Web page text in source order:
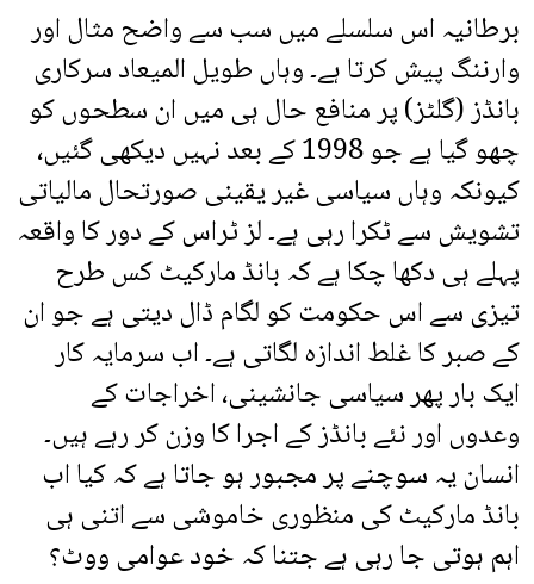
برطانیہ اس سلسلے میں سب سے واضح مثال اور
وارننگ پیش کرتا ہے۔ وہاں طویل المیعاد سرکاری
بانڈز (گلٹز) پر منافع حال ہی میں ان سطحوں کو
چھو گیا ہے جو 1998 کے بعد نہیں دیکھی گئیں،
کیونکہ وہاں سیاسی غیر یقینی صورتحال مالیاتی
تشویش سے ٹکرا رہی ہے۔ لز ٹراس کے دور کا واقعہ
پہلے ہی دکھا چکا ہے کہ بانڈ مارکیٹ کس طرح
تیزی سے اس حکومت کو لگام ڈال دیتی ہے جو ان
کے صبر کا غلط اندازہ لگاتی ہے۔ اب سرمایہ کار
ایک بار پھر سیاسی جانشینی، اخراجات کے
وعدوں اور نئے بانڈز کے اجرا کا وزن کر رہے ہیں۔
انسان یہ سوچنے پر مجبور ہو جاتا ہے کہ کیا اب
بانڈ مارکیٹ کی منظوری خاموشی سے اتنی ہی
اہم ہوتی جا رہی ہے جتنا کہ خود عوامی ووٹ؟